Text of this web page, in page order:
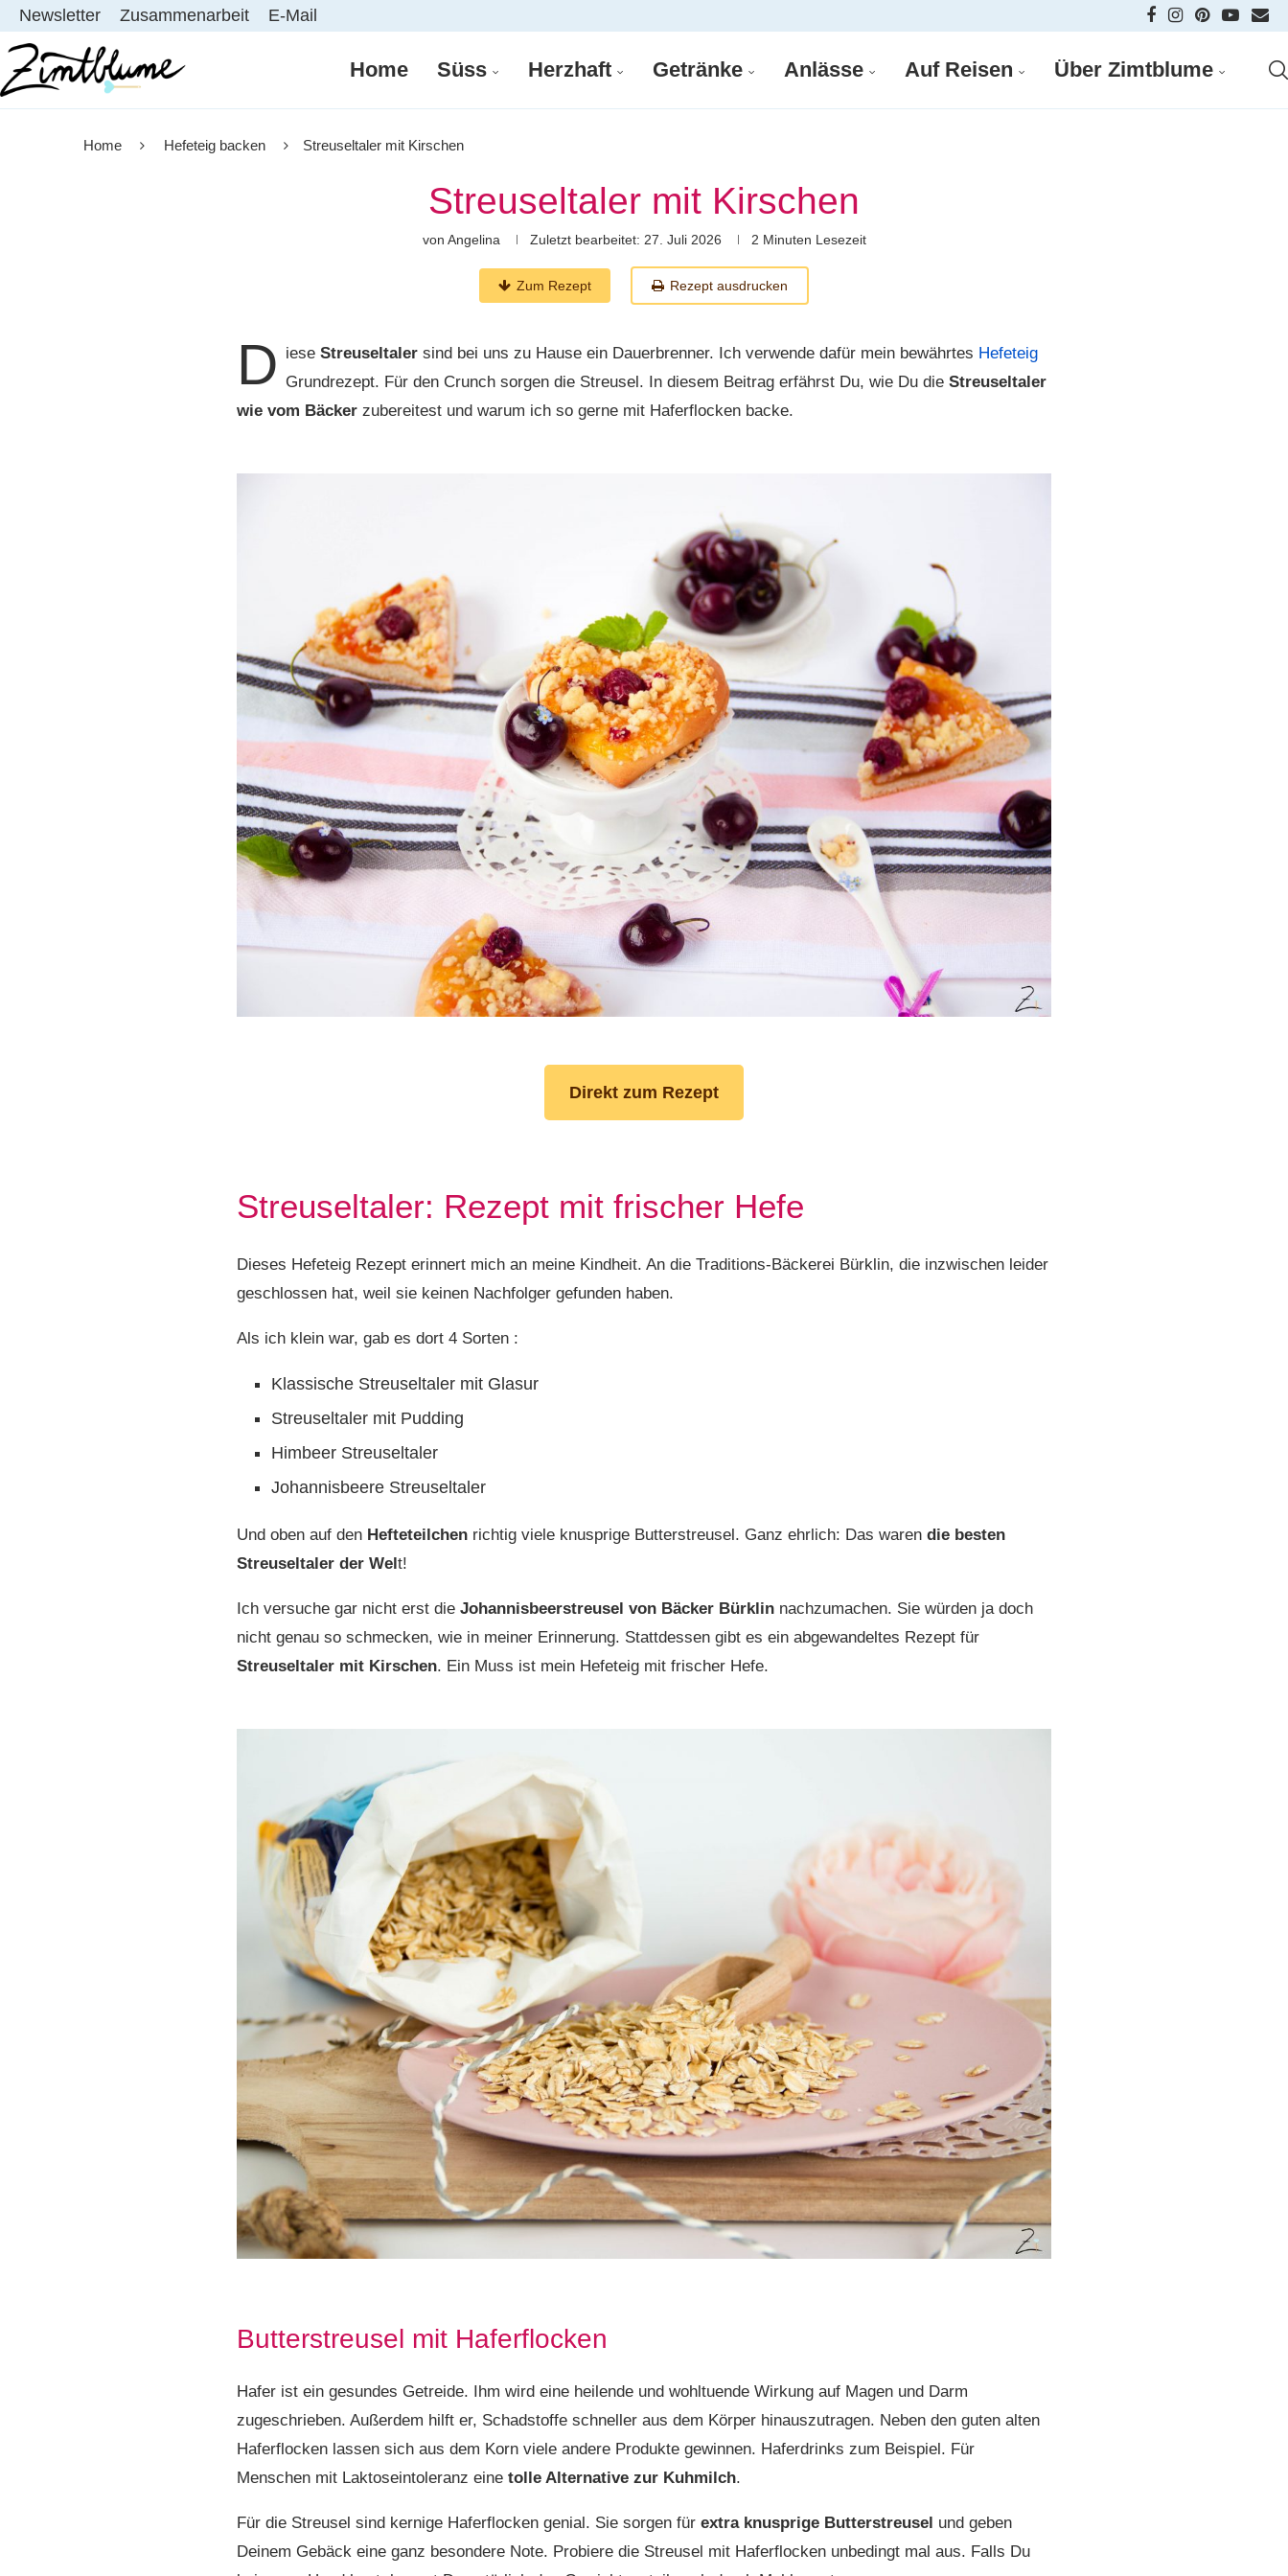
Newsletter Zusammenarbeit E-Mail
Home Süss Herzhaft Getränke Anlässe Auf Reisen Über Zimtblume
Home Hefeteig backen Streuseltaler mit Kirschen
Streuseltaler mit Kirschen
von Angelina Zuletzt bearbeitet: 27. Juli 2026 2 Minuten Lesezeit
Zum Rezept Rezept ausdrucken
D iese Streuseltaler sind bei uns zu Hause ein Dauerbrenner. Ich verwende dafür mein bewährtes Hefeteig
Grundrezept. Für den Crunch sorgen die Streusel. In diesem Beitrag erfährst Du, wie Du die Streuseltaler
wie vom Bäcker zubereitest und warum ich so gerne mit Haferflocken backe.
Direkt zum Rezept
Streuseltaler: Rezept mit frischer Hefe
Dieses Hefeteig Rezept erinnert mich an meine Kindheit. An die Traditions-Bäckerei Bürklin, die inzwischen leider
geschlossen hat, weil sie keinen Nachfolger gefunden haben.
Als ich klein war, gab es dort 4 Sorten :
Klassische Streuseltaler mit Glasur
Streuseltaler mit Pudding
Himbeer Streuseltaler
Johannisbeere Streuseltaler
Und oben auf den Hefteteilchen richtig viele knusprige Butterstreusel. Ganz ehrlich: Das waren die besten
Streuseltaler der Welt!
Ich versuche gar nicht erst die Johannisbeerstreusel von Bäcker Bürklin nachzumachen. Sie würden ja doch
nicht genau so schmecken, wie in meiner Erinnerung. Stattdessen gibt es ein abgewandeltes Rezept für
Streuseltaler mit Kirschen. Ein Muss ist mein Hefeteig mit frischer Hefe.
Butterstreusel mit Haferflocken
Hafer ist ein gesundes Getreide. Ihm wird eine heilende und wohltuende Wirkung auf Magen und Darm
zugeschrieben. Außerdem hilft er, Schadstoffe schneller aus dem Körper hinauszutragen. Neben den guten alten
Haferflocken lassen sich aus dem Korn viele andere Produkte gewinnen. Haferdrinks zum Beispiel. Für
Menschen mit Laktoseintoleranz eine tolle Alternative zur Kuhmilch.
Für die Streusel sind kernige Haferflocken genial. Sie sorgen für extra knusprige Butterstreusel und geben
Deinem Gebäck eine ganz besondere Note. Probiere die Streusel mit Haferflocken unbedingt mal aus. Falls Du